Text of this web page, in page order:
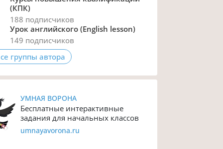
(КПК)
188 подписчиков
Урок английского (English lesson)
149 подписчиков
группы автора
УМНАЯ ВОРОНА
Бесплатные интерактивные
задания для начальных классов
umnayavorona.ru